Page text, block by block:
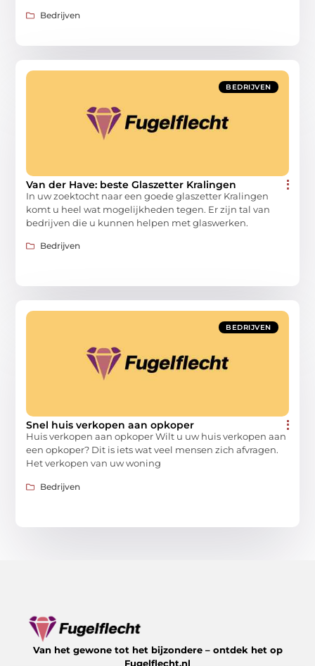
Bedrijven
BEDRIJVEN
Van der Have: beste Glaszetter Kralingen
In uw zoektocht naar een goede glaszetter Kralingen
komt u heel wat mogelijkheden tegen. Er zijn tal van
bedrijven die u kunnen helpen met glaswerken.
Bedrijven
BEDRIJVEN
Snel huis verkopen aan opkoper
Huis verkopen aan opkoper Wilt u uw huis verkopen aan
een opkoper? Dit is iets wat veel mensen zich afvragen.
Het verkopen van uw woning
Bedrijven
Van het gewone tot het bijzondere – ontdek het op
Fugelflecht.nl